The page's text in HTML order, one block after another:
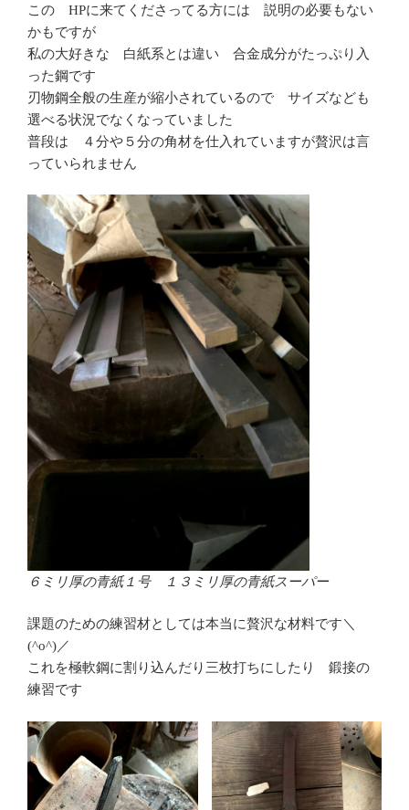
この HPに来てくださってる方には 説明の必要もない
かもですが
私の大好きな 白紙系とは違い 合金成分がたっぷり入
った鋼です
刃物鋼全般の生産が縮小されているので サイズなども
選べる状況でなくなっていました
普段は ４分や５分の角材を仕入れていますが贅沢は言
っていられません
６ミリ厚の青紙１号 １３ミリ厚の青紙スーパー
課題のための練習材としては本当に贅沢な材料です＼
(^o^)／
これを極軟鋼に割り込んだり三枚打ちにしたり 鍛接の
練習です